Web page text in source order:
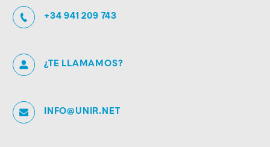
+34 941 209 743
¿TE LLAMAMOS?
INFO@UNIR.NET